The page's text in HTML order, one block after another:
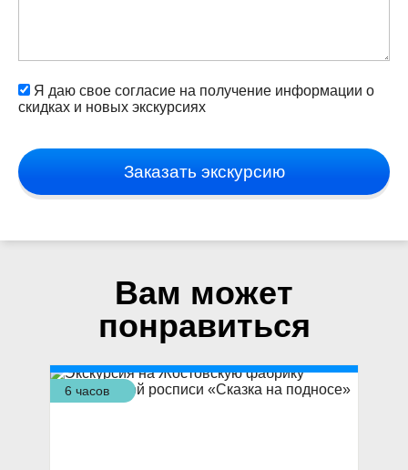
Я даю свое согласие на получение информации о
скидках и новых экскурсиях
Заказать экскурсию
Вам может
понравиться
6 часов